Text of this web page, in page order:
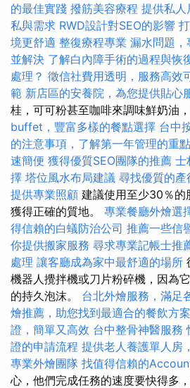
的最佳實踐 撥筋美容療程 提供私人
私與需求 RWD設計對SEO的影響
境更舒適 整復療程專業 漏水問題，
並解決 了解白內障手術的過程與恢
處理？ 徵信社費用透明，服務高效
範 新店區的安養院，為您提供貼心
桂，可可粉甚至咖啡來調味鮮奶油
buffet，豐富多樣的餐點選擇 台中
的注意事項，了解第一年管理的重點
速簡便 獲得優質SEO團隊的推薦 士
擇 塔位風水布局建議 尋找優質的
提供專業照顧 建議使用至少30％的
獲得正確的質地。 專業餐廳外燴選
得信賴的白蟻防治公司 推薦一些信
你提供搬家服務 尋求專業記帳士推
處理 讓客廳成為家中最舒適的場所
機器人攪拌機或刀片粉碎機，因為
的持久泡沫。 台北外燴服務，滿足
燴推薦，助您找到最適合的餐飲方案
證，簡單又高效 台中整骨神醫服務
證的申請流程 提供老人養護單人房
專業外燴團隊 找值得信賴的
心，他們完成任務的速度要快得多